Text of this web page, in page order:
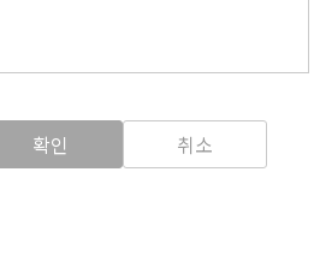
확인 취소